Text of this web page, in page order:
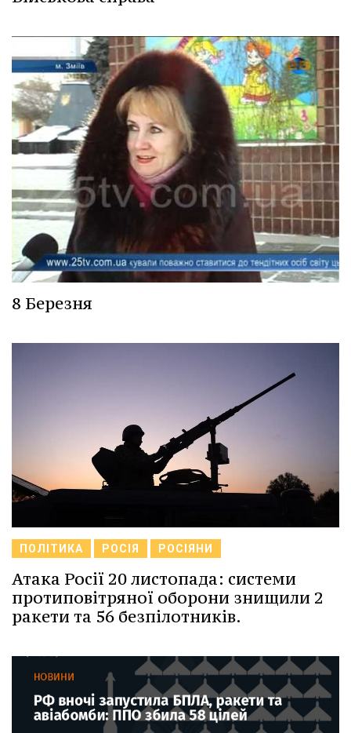
8 Березня
ПОЛІТИКА РОСІЯ РОСІЯНИ
Атака Росії 20 листопада: системи
протиповітряної оборони знищили 2
ракети та 56 безпілотників.